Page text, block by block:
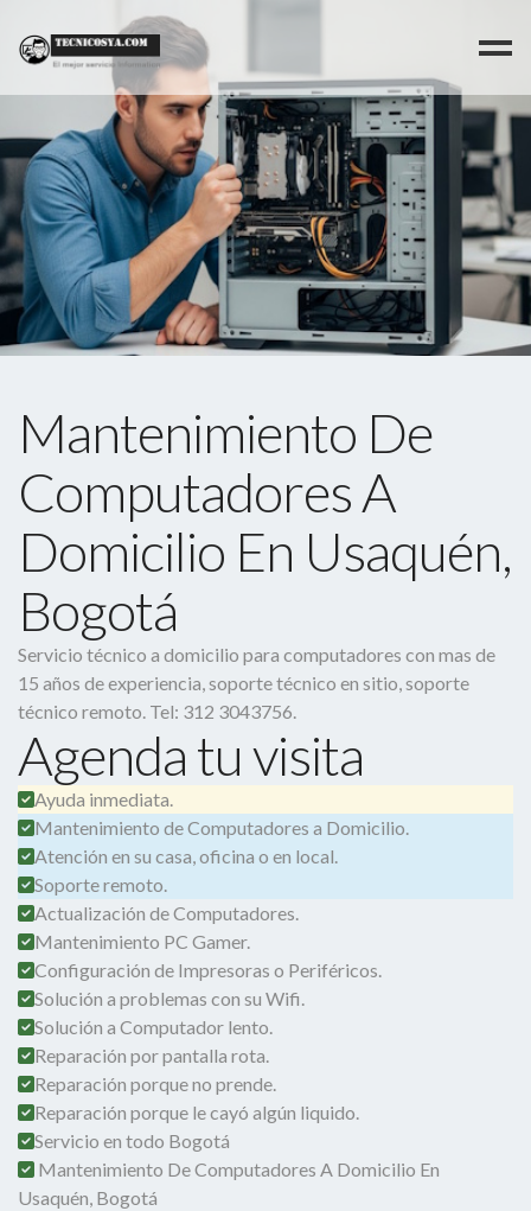
Mantenimiento De
Computadores A
Domicilio En Usaquén,
Bogotá
Servicio técnico a domicilio para computadores con mas de
15 años de experiencia, soporte técnico en sitio, soporte
técnico remoto. Tel: 312 3043756.
Agenda tu visita
Ayuda inmediata.
Mantenimiento de Computadores a Domicilio.
Atención en su casa, oficina o en local.
Soporte remoto.
Actualización de Computadores.
Mantenimiento PC Gamer.
Configuración de Impresoras o Periféricos.
Solución a problemas con su Wifi.
Solución a Computador lento.
Reparación por pantalla rota.
Reparación porque no prende.
Reparación porque le cayó algún liquido.
Servicio en todo Bogotá
Mantenimiento De Computadores A Domicilio En
Usaquén, Bogotá